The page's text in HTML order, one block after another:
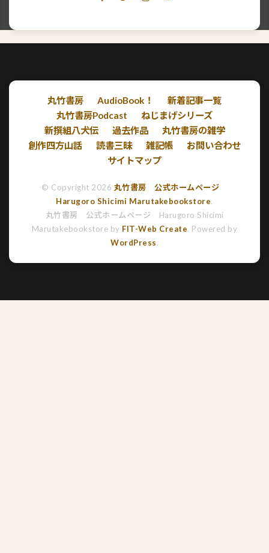
丸竹書房 AudioBook！
新着記事一覧
丸竹書房Podcast
ねじまげシリーズ
新撰組八犬伝
過去作品
丸竹書房の雑学
創作四方山話
読書三昧 雑記帳
お問い合わせ
サイトマップ
© Copyright 2026 丸竹書房 公式ホームページ
Harugoro Shicimi Marutakebookstore.
丸竹書房 公式ホームページ Harugoro Shicimi
Marutakebookstore by FIT-Web Create. Powered by
WordPress.